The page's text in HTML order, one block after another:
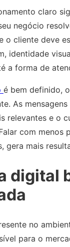
claro
negócio
o cliente deve
identidade
a forma de
é bem definido,
As
relevantes e o
com menos
gera mais
digital
no
para o